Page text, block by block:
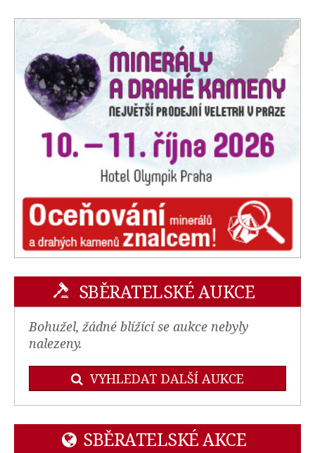
SBĚRATELSKÉ AUKCE
Bohužel, žádné blížící se aukce nebyly
nalezeny.
VYHLEDAT DALŠÍ AUKCE
SBĚRATELSKÉ AKCE